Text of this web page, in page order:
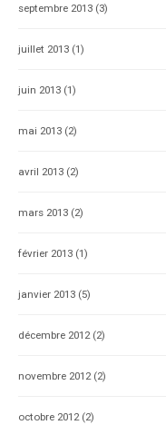
septembre 2013 (3)
juillet 2013 (1)
juin 2013 (1)
mai 2013 (2)
avril 2013 (2)
mars 2013 (2)
février 2013 (1)
janvier 2013 (5)
décembre 2012(2)
novembre 2012(2)
octobre 2012(2)